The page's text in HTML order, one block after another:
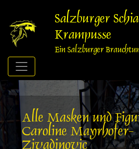
Inhalt
Salzburger
Krampusse
Ein Salzburger
Alle Masken und
Caroline Mayrhofer-
Zivadinovic